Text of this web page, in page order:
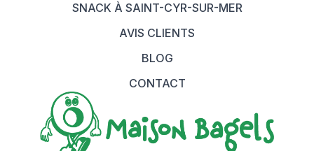
SNACK À SAINT-CYR-SUR-MER
AVIS CLIENTS
BLOG
CONTACT